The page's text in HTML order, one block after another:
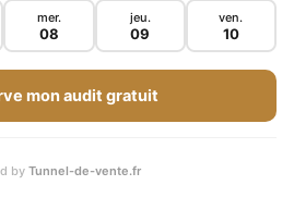
mer.
08
jeu.
09
ven.
10
mon audit gratuit
by Tunnel-de-vente.fr